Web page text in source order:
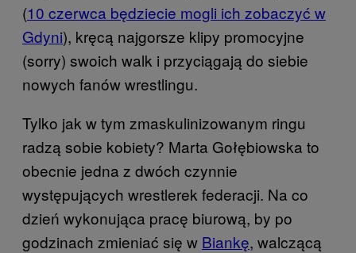
(10 czerwca będziecie mogli ich zobaczyć w
Gdyni), kręcą najgorsze klipy promocyjne
(sorry) swoich walk i przyciągają do siebie
nowych fanów wrestlingu.
Tylko jak w tym zmaskulinizowanym ringu
radzą sobie kobiety? Marta Gołębiowska to
obecnie jedna z dwóch czynnie
występujących wrestlerek federacji. Na co
dzień wykonująca pracę biurową, by po
godzinach zmieniać się w Biankę, walczącą